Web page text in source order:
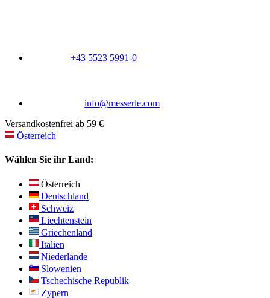
+43 5523 5991-0
info@messerle.com
Versandkostenfrei ab 59 €
Österreich
Wählen Sie ihr Land:
Österreich
Deutschland
Schweiz
Liechtenstein
Griechenland
Italien
Niederlande
Slowenien
Tschechische Republik
Zypern